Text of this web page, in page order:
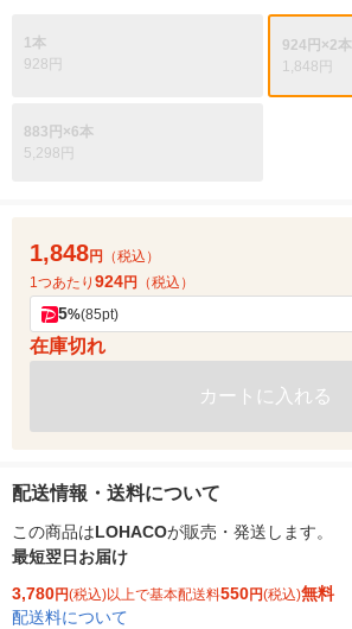
1本
928円
924円×2本
1,848円
883円×6本
5,298円
1,848円
（税込）
1つあたり 924円 （税込）
5%(85pt)
在庫切れ
カートに入れる
配送情報・送料について
この商品はLOHACOが販売・発送します。
最短翌日お届け
3,780円(税込)以上で基本配送料550円(税込)無料
配送料について